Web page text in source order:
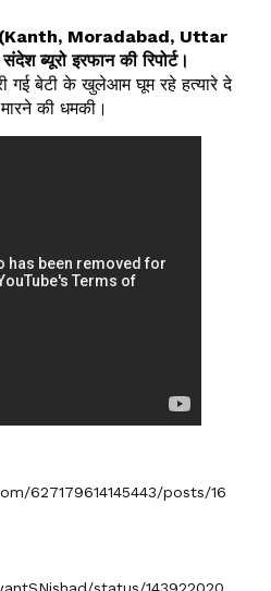
(Kanth, Moradabad, Uttar
ब्यूरो इरफान की रिपोर्ट।
गई बेटी के खुलेआम घूम रहे हत्यारे दे
की धमकी।
627179614145443/posts/16